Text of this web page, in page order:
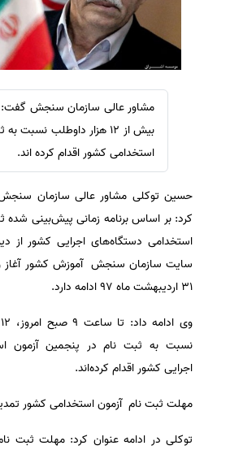
ترجمه عربی به فارسی
مشاهده همه زبان ها
سفارش ویرایش
سفارش پارافریز
سفارش فرمت‌بندی
سفارش کاهش کمیت
سفارش معرفی مجله
سفارش معرفی مقاله
سفارش معرفی کتاب
سفارش چکیده مبسوط
سفارش ترجمه مولتی‌مدیا
سفارش گویندگی
سفارش تولید محتوا
سفارش چکیده گرافیکی
سفارش تهیه کاورلتر
مشاور عالی سازمان سنجش گفت:
بیش از ۱۲ هزار داوطلب نسبت
استخدامی کشور اقدام کرده اند.
حسین توکلی مشاور عالی سازمان
کرد: بر اساس برنامه زمانی‌ پیش‌بینی شده‌
استخدامی دستگاه‌های اجرایی کشور از
سایت سازمان سنجش آموزش کشور آغاز و
31 اردیبهشت‌ ماه 97 ادامه دارد.
نسبت به ثبت‌ نام در پنجمین آزمون
اجرایی کشور اقدام کرده‌اند.
مهلت ثبت نام آزمون استخدامی کشور
توکلی در ادامه عنوان کرد: مهلت ثبت